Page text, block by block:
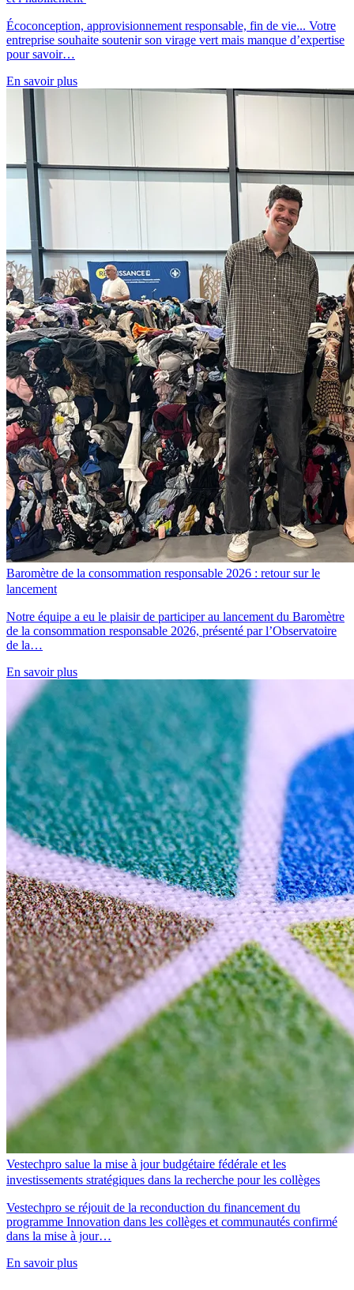
Écoconception, approvisionnement responsable, fin de vie... Votre
entreprise souhaite soutenir son virage vert mais manque d’expertise
pour savoir…
En savoir plus
Baromètre de la consommation responsable 2026 : retour sur le
lancement
Notre équipe a eu le plaisir de participer au lancement du Baromètre
de la consommation responsable 2026, présenté par l’Observatoire
de la…
En savoir plus
Vestechpro salue la mise à jour budgétaire fédérale et les
investissements stratégiques dans la recherche pour les collèges
Vestechpro se réjouit de la reconduction du financement du
programme Innovation dans les collèges et communautés confirmé
dans la mise à jour…
En savoir plus